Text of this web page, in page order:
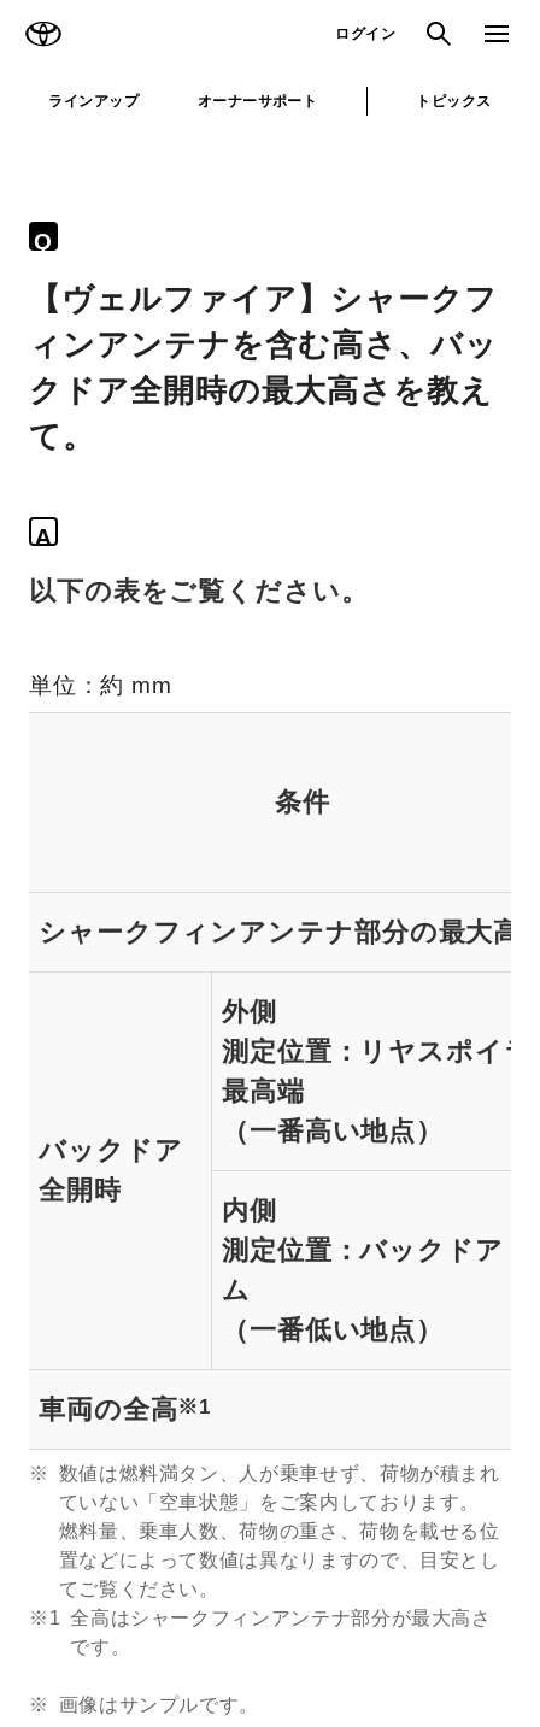
ログイン 検索 メニュ
ラインアップ オーナーサポート トピックス
Q
【ヴェルファイア】シャークフ
ィンアンテナを含む高さ、バッ
クドア全開時の最大高さを教え
て。
A
以下の表をご覧ください。
単位：約 mm
条件
シャークフィンアンテナ部分の最大高
バックドア
全開時
外側
測定位置：リヤスポイラ
最高端
（一番高い地点）
内側
測定位置：バックドアト
ム
（一番低い地点）
車両の全高※1
数値は燃料満タン、人が乗車せず、荷物が積まれ
ていない「空車状態」をご案内しております。
燃料量、乗車人数、荷物の重さ、荷物を載せる位
置などによって数値は異なりますので、目安とし
てご覧ください。
※1 全高はシャークフィンアンテナ部分が最大高さ
です。
画像はサンプルです。